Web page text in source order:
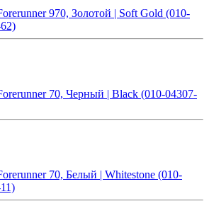
970, Золотой | Soft Gold (010-
70, Черный | Black (010-04307-
70, Белый | Whitestone (010-